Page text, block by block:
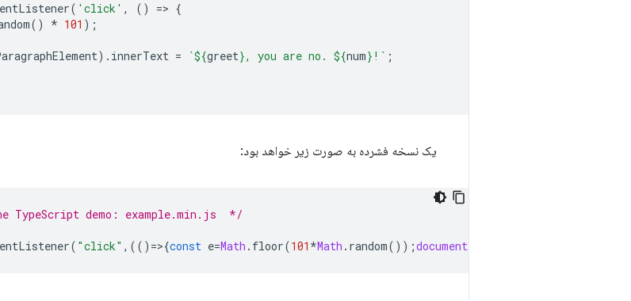
( 'click' , () => {
() * 101 );
). innerText = `${greet}, you are no. ${num} !` ;
یک نسخه فشرده به صورت زیر خواهد بود:
TypeScript demo: example.min.js  */
( "click" ,(() =>{const e=Math . floor(101 *Math . random());document